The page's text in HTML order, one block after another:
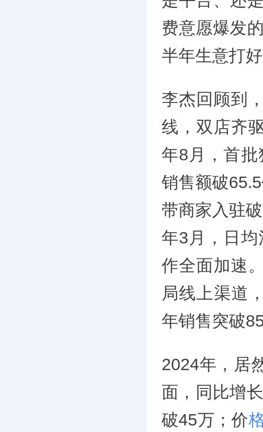
费意愿爆发
半年生意打
李杰回顾到
线，双店齐
年8月，首
销售额破
带商家入驻
年3月，日
作全面加速
局线上渠道
年销售突破85
2024年，居
面，同比增
破45万；价